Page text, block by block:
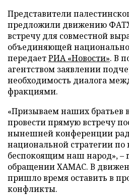
Представители
предложили движению ФАТХ
встречу для совместной
объединяющей
передаетРИА «Новости». В
агентством заявлении
необходимость диалога
фракциями.
«Призываем наших
провести прямую встречу
нынешней конференции
национальной стратегии по
беспокоящим наш народ», –
обращении ХАМАС. В
пришло время оставить в
конфликты.